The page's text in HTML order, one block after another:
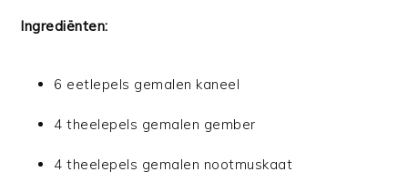
Ingrediënten:
6 eetlepels gemalen kaneel
4 theelepels gemalen gember
4 theelepels gemalen nootmuskaat